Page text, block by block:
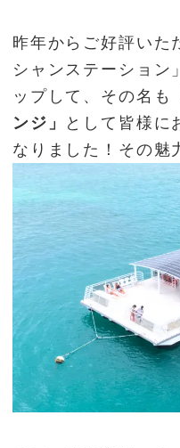
昨年からご好評いた
シャンステーション
ップして、その名も
ンジ」
として皆様に
なりました！その魅